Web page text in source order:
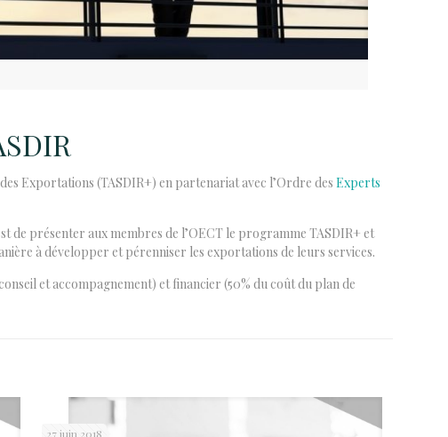
Exportations (TASDIR+) en partenariat avec l’Ordre desExperts
de présenter aux membres de l’OECT le programme TASDIR+ et
à développer et pérenniser les exportations de leurs services.
et accompagnement) et financier (50% du coût du plan de
27 juin 2018